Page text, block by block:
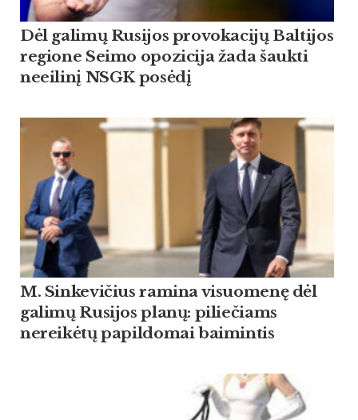
Dėl galimų Rusijos provokacijų Baltijos
regione Seimo opozicija žada šaukti
neeilinį NSGK posėdį
M. Sinkevičius ramina visuomenę dėl
galimų Rusijos planų: piliečiams
nereikėtų papildomai baimintis